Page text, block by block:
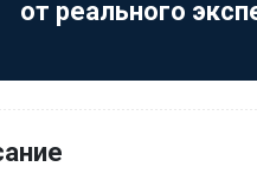
от реального